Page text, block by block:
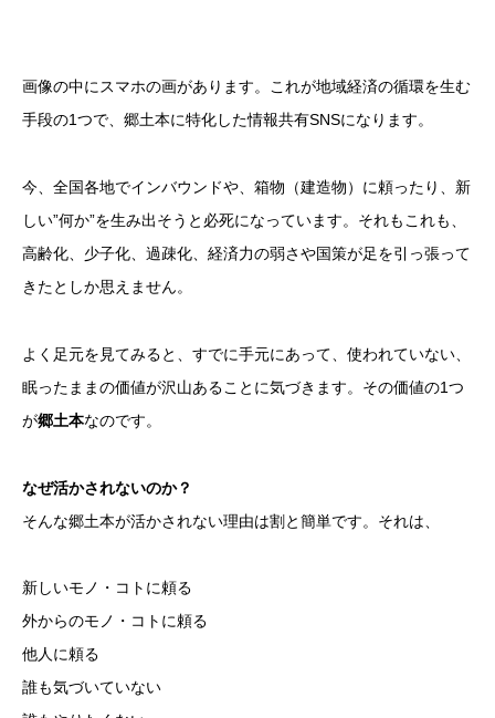
画像の中にスマホの画があります。これが地域経済の循環を生む
手段の1つで、郷土本に特化した情報共有SNSになります。
今、全国各地でインバウンドや、箱物（建造物）に頼ったり、新
しい”何か”を生み出そうと必死になっています。それもこれも、
高齢化、少子化、過疎化、経済力の弱さや国策が足を引っ張って
きたとしか思えません。
よく足元を見てみると、すでに手元にあって、使われていない、
眠ったままの価値が沢山あることに気づきます。その価値の1つ
が郷土本なのです。
なぜ活かされないのか？
そんな郷土本が活かされない理由は割と簡単です。それは、
新しいモノ・コトに頼る
外からのモノ・コトに頼る
他人に頼る
誰も気づいていない